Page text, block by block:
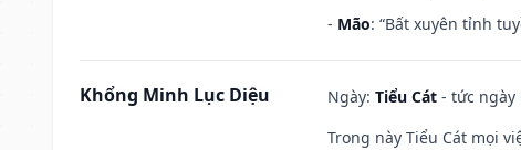
- Mão: “Bất xuyên tỉnh
Khổng Minh Lục Diệu Ngày: Tiểu Cát - tức ngày
Trong này Tiểu Cát mọi